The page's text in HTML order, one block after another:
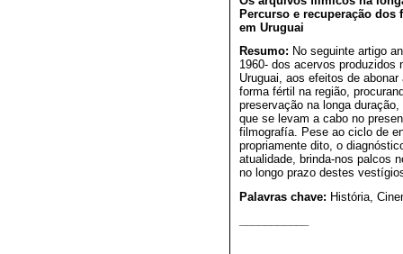
Percurso e recuperação
em Uruguai
Resumo: No seguinte artigo
1960- dos acervos produzidos
Uruguai, aos efeitos de
forma fértil na região,
preservação na longa
que se levam a cabo no
filmografía. Pese ao ciclo de
propriamente dito, o
atualidade, brinda-nos palcos
no longo prazo destes
Palavras chave: História,